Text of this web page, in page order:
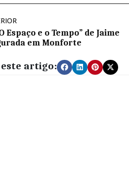
Espaço e o Tempo” de Jaime
em Monforte
artigo: